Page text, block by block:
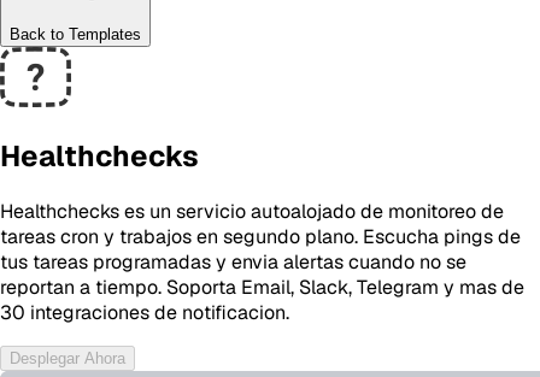
Back to Templates
Healthchecks
Healthchecks es un servicio autoalojado de monitoreo de
tareas cron y trabajos en segundo plano. Escucha pings de
tus tareas programadas y envia alertas cuando no se
reportan a tiempo. Soporta Email, Slack, Telegram y mas de
30 integraciones de notificacion.
Desplegar Ahora